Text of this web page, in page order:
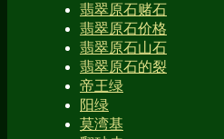
翡翠原石赌石
翡翠原石价格
翡翠原石山石
翡翠原石的裂
帝王绿
阳绿
莫湾基